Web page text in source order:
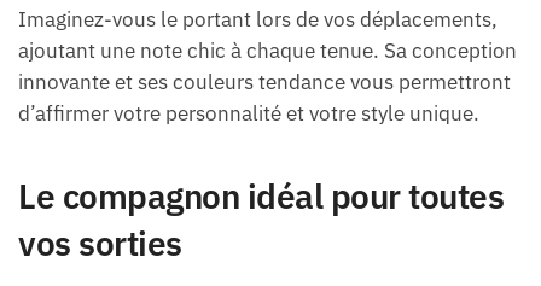
Imaginez-vous le portant lors de vos déplacements,
ajoutant une note chic à chaque tenue. Sa conception
innovante et ses couleurs tendance vous permettront
d’affirmer votre personnalité et votre style unique.
Le compagnon idéal pour toutes
vos sorties